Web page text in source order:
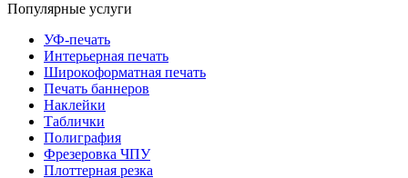
Популярные услуги
УФ-печать
Интерьерная печать
Широкоформатная печать
Печать баннеров
Наклейки
Таблички
Полиграфия
Фрезеровка ЧПУ
Плоттерная резка